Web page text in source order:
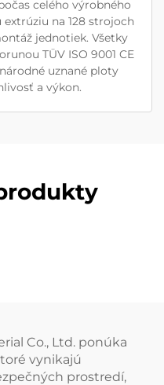
celého výrobného
na 128 strojoch
jednotiek. Všetky
TÜV ISO 9001 CE
uznané ploty
a výkon.
Co., Ltd. ponúka
vynikajú
prostredí,